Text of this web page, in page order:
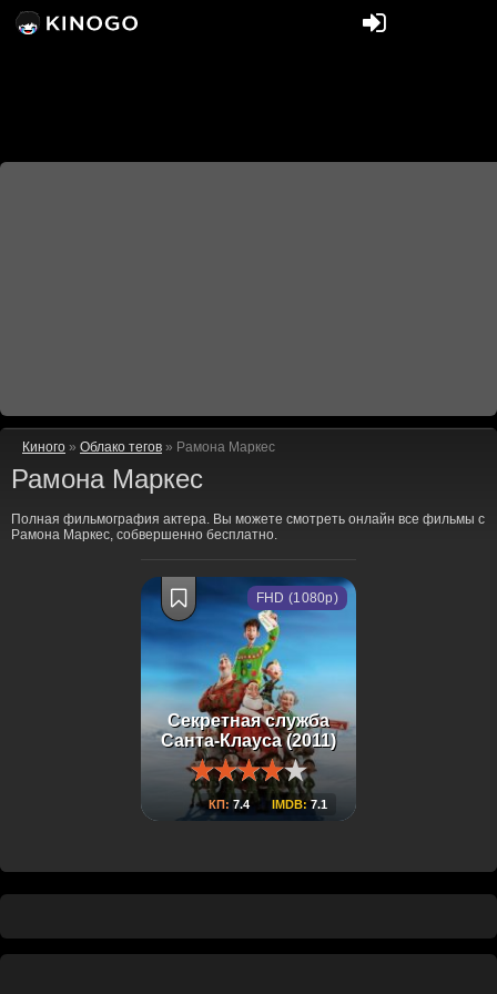
Киного » Облако тегов » Рамона Маркес
Рамона Маркес
Полная фильмография актера. Вы можете смотреть онлайн все фильмы с
Рамона Маркес, собвершенно бесплатно.
Секретная служба
Санта-Клауса (2011)
КП: 7.4 IMDB:7.1
FHD (1080p)